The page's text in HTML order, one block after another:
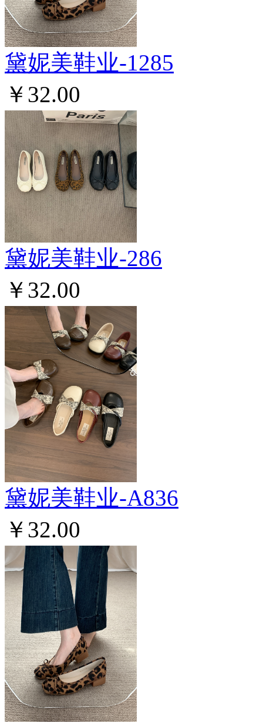
黛妮美鞋业-1285
￥32.00
黛妮美鞋业-286
￥32.00
黛妮美鞋业-A836
￥32.00